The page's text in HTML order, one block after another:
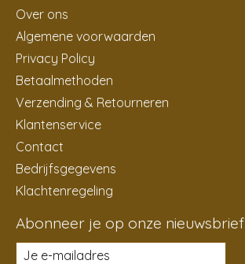
Over ons
Algemene voorwaarden
Privacy Policy
Betaalmethoden
Verzending & Retourneren
Klantenservice
Contact
Bedrijfsgegevens
Klachtenregeling
Abonneer je op onze nieuwsbrief